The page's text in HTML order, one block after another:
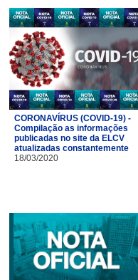
CORONAVÍRUS (COVID-19) -
Compilação as informações
publicadas no site da ELCV
atualizadas constantemente
18/03/2020